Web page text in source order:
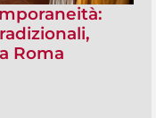
Roma